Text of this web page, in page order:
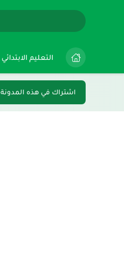
التعليم الابتدائي
اشتراك في هذه المدونة